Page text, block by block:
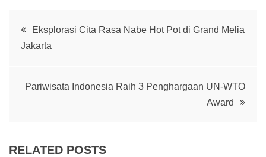
PostEksplorasi Cita Rasa Nabe Hot Pot di Grand Melia
Jakarta
Pariwisata Indonesia Raih 3 Penghargaan UN-WTO
Award
RELATED POSTS